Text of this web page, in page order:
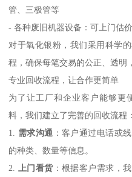
管、三极管等
- 各种废旧机器设备：可上门估
对于氧化银粉，我们采用科学
程，确保每笔交易的公正、透明
专业回收流程，让合作更简单
为了让工厂和企业客户能够更
料，我们建立了完善的回收流程：
1. 需求沟通 ：客户通过电话或
的种类、数量等信息。
2.
上门看货：根据客户需求，